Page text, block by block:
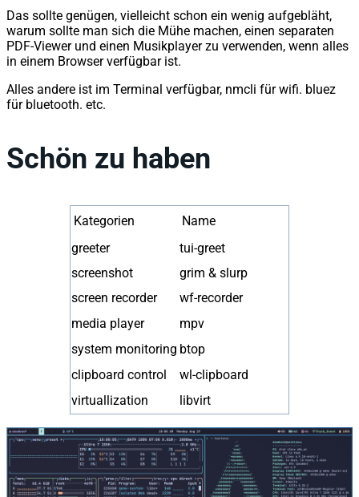
Das sollte genügen, vielleicht schon ein wenig aufgebläht,
warum sollte man sich die Mühe machen, einen separaten
PDF-Viewer und einen Musikplayer zu verwenden, wenn alles
in einem Browser verfügbar ist.
Alles andere ist im Terminal verfügbar, nmcli für wifi. bluez
für bluetooth. etc.
Schön zu haben
Kategorien
Name
greeter
tui-greet
screenshot
grim & slurp
screen recorder
wf-recorder
media player
mpv
system monitoring btop
clipboard control
wl-clipboard
virtuallization
libvirt